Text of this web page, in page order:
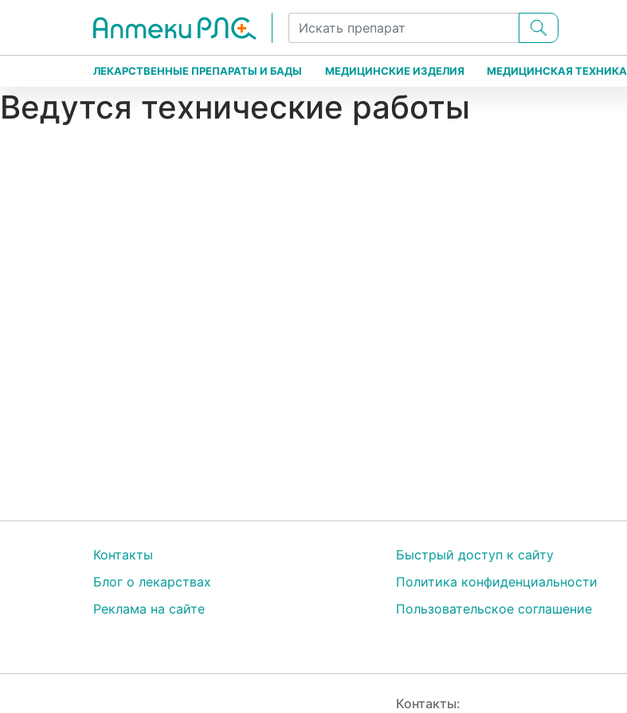
ЛЕКАРСТВЕННЫЕ ПРЕПАРАТЫ И БАДЫ МЕДИЦИНСКИЕ ИЗДЕЛИЯ МЕДИЦИНСКАЯ ТЕХНИКА
Ведутся технические работы
Контакты
Блог о лекарствах
Реклама на сайте
Быстрый доступ к сайту
Политика конфиденциальности
Пользовательское соглашение
Контакты: